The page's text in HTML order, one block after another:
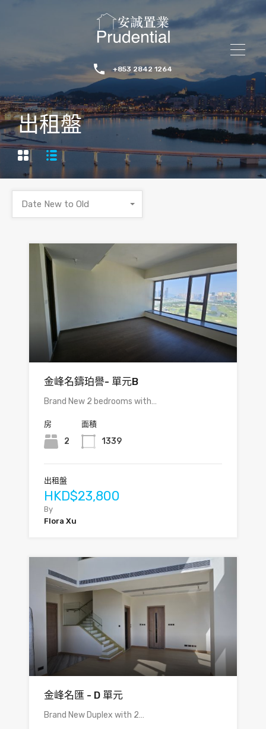
+853 2842 1264
出租盤
Date New to Old
金峰名鑄珀譽- 單元B
Brand New 2 bedrooms with…
房
2
面積
1339
出租盤
HKD$23,800
By
Flora Xu
金峰名匯 - D 單元
Brand New Duplex with 2…